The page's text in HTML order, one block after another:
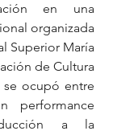
en una
organizada
Superior María
de Cultura
ocupó entre
performance
a la